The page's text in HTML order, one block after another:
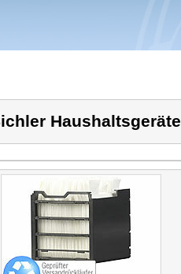
Haushaltsgeräte